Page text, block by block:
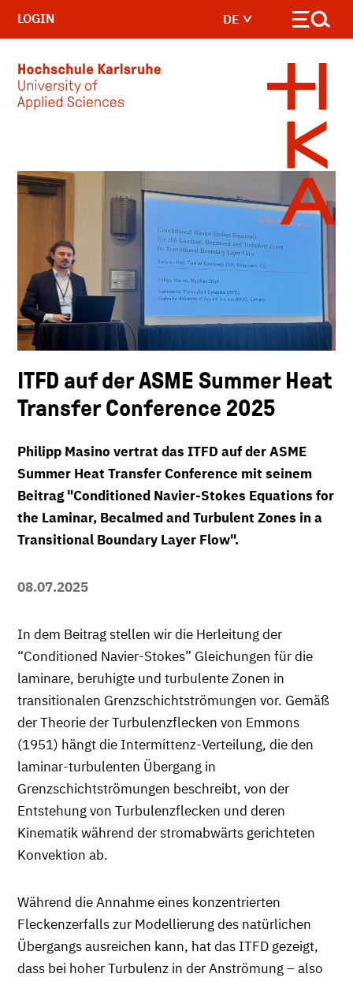
DE
LOGIN
ITFD auf der ASME Summer Heat
Transfer Conference 2025
Philipp Masino vertrat das ITFD auf der ASME
Summer Heat Transfer Conference mit seinem
Beitrag "Conditioned Navier-Stokes Equations for
the Laminar, Becalmed and Turbulent Zones in a
Transitional Boundary Layer Flow".
08.07.2025
In dem Beitrag stellen wir die Herleitung der
“Conditioned Navier-Stokes” Gleichungen für die
laminare, beruhigte und turbulente Zonen in
transitionalen Grenzschichtströmungen vor. Gemäß
der Theorie der Turbulenzflecken von Emmons
(1951) hängt die Intermittenz-Verteilung, die den
laminar-turbulenten Übergang in
Grenzschichtströmungen beschreibt, von der
Entstehung von Turbulenzflecken und deren
Kinematik während der stromabwärts gerichteten
Konvektion ab.
Während die Annahme eines konzentrierten
Fleckenzerfalls zur Modellierung des natürlichen
Übergangs ausreichen kann, hat das ITFD gezeigt,
dass bei hoher Turbulenz in der Anströmung – also